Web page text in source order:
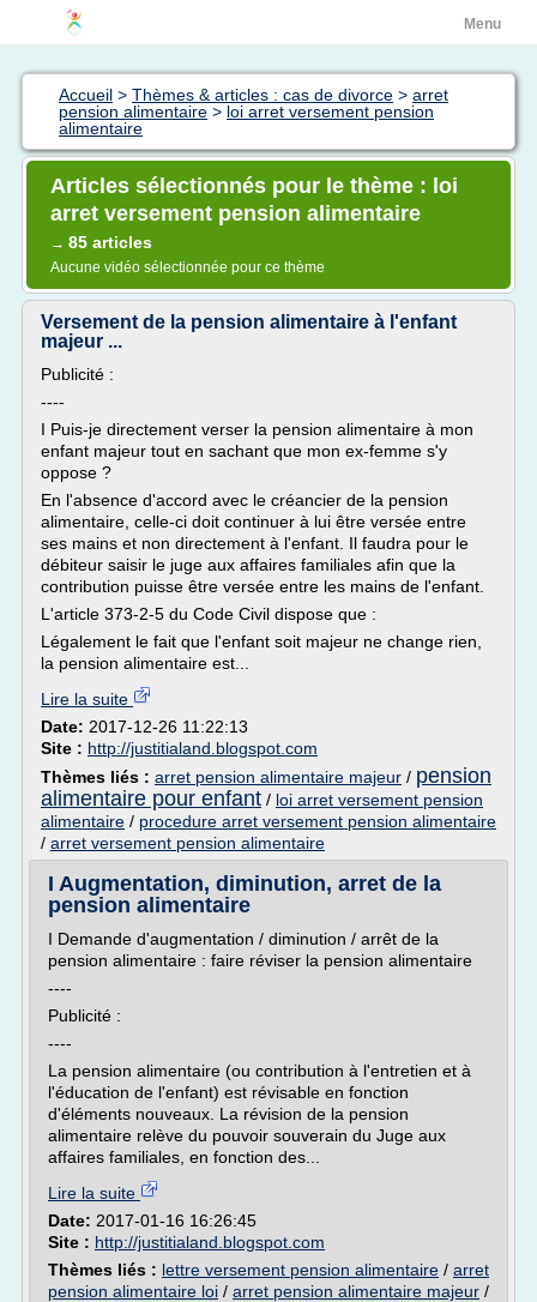
Menu
Accueil > Thèmes & articles : cas de divorce > arret
pension alimentaire > loi arret versement pension
alimentaire
Articles sélectionnés pour le thème : loi
arret versement pension alimentaire
→ 85 articles
Aucune vidéo sélectionnée pour ce thème
Versement de la pension alimentaire à l'enfant
majeur ...
Publicité :
----
I Puis-je directement verser la pension alimentaire à mon
enfant majeur tout en sachant que mon ex-femme s'y
oppose ?
En l'absence d'accord avec le créancier de la pension
alimentaire, celle-ci doit continuer à lui être versée entre
ses mains et non directement à l'enfant. Il faudra pour le
débiteur saisir le juge aux affaires familiales afin que la
contribution puisse être versée entre les mains de l'enfant.
L'article 373-2-5 du Code Civil dispose que :
Légalement le fait que l'enfant soit majeur ne change rien,
la pension alimentaire est...
Lire la suite
Date: 2017-12-26 11:22:13
Site : http://justitialand.blogspot.com
Thèmes liés : arret pension alimentaire majeur / pension
alimentaire pour enfant / loi arret versement pension
alimentaire / procedure arret versement pension alimentaire
/ arret versement pension alimentaire
I Augmentation, diminution, arret de la
pension alimentaire
I Demande d'augmentation / diminution / arrêt de la
pension alimentaire : faire réviser la pension alimentaire
----
Publicité :
----
La pension alimentaire (ou contribution à l'entretien et à
l'éducation de l'enfant) est révisable en fonction
d'éléments nouveaux. La révision de la pension
alimentaire relève du pouvoir souverain du Juge aux
affaires familiales, en fonction des...
Lire la suite
Date: 2017-01-16 16:26:45
Site : http://justitialand.blogspot.com
Thèmes liés : lettre versement pension alimentaire / arret
pension alimentaire loi / arret pension alimentaire majeur /